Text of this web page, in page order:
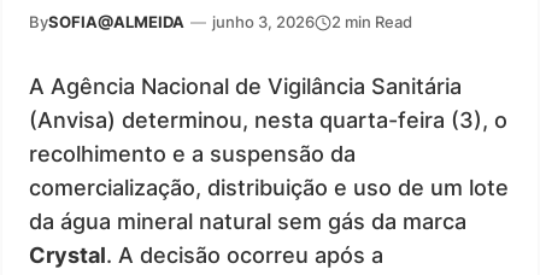
BySOFIA@ALMEIDA — junho 3, 2026 2 min Read
A Agência Nacional de Vigilância Sanitária
(Anvisa) determinou, nesta quarta-feira (3), o
recolhimento e a suspensão da
comercialização, distribuição e uso de um lote
da água mineral natural sem gás da marca
Crystal. A decisão ocorreu após a